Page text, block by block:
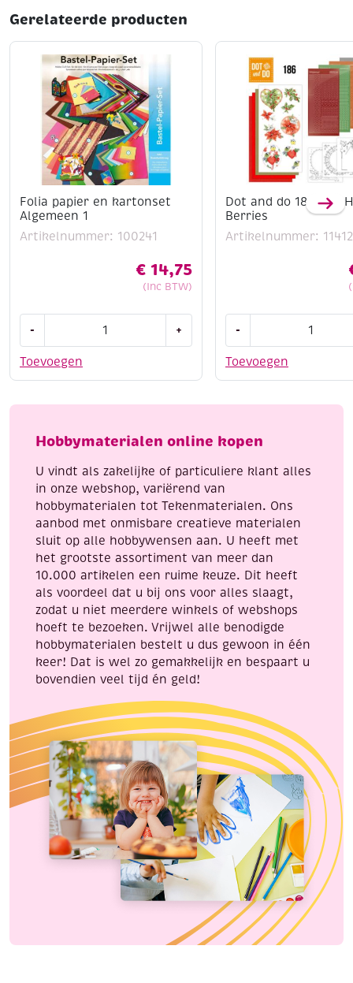
Gerelateerde producten
Folia papier en kartonset
Algemeen 1
Artikelnummer: 100241
€ 14,75
(Inc BTW)
Toevoegen
-
en
1
+
Dot and do 186 Red
Berries
Artikelnummer:
Toevoegen
-
do
Holly
aantal
Hobbymaterialen online kopen
U vindt als zakelijke of particuliere klant alles
in onze webshop, variërend van
hobbymaterialen tot Tekenmaterialen. Ons
aanbod met onmisbare creatieve materialen
sluit op alle hobbywensen aan. U heeft met
het grootste assortiment van meer dan
10.000 artikelen een ruime keuze. Dit heeft
als voordeel dat u bij ons voor alles slaagt,
zodat u niet meerdere winkels of webshops
hoeft te bezoeken. Vrijwel alle benodigde
hobbymaterialen bestelt u dus gewoon in één
keer! Dat is wel zo gemakkelijk en bespaart u
bovendien veel tijd én geld!